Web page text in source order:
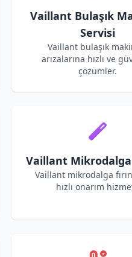
Vaillant Bulaşık
Servisi
Vaillant bulaşık
arızalarına hızlı ve
çözümler.
Vaillant
Vaillant mikrodalga
hızlı onarım